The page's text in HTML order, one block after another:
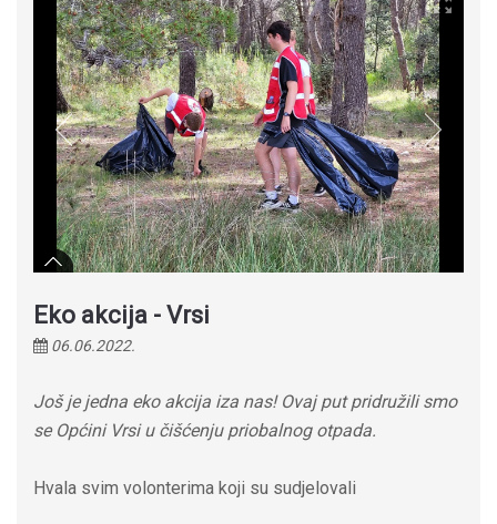
Eko akcija - Vrsi
06.06.2022.
Još je jedna eko akcija iza nas! Ovaj put pridružili smo
se Općini Vrsi u čišćenju priobalnog otpada.
Hvala svim volonterima koji su sudjelovali